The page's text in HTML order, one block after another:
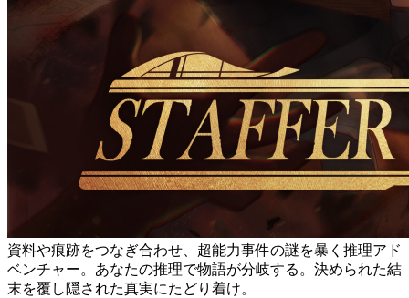
資料や痕跡をつなぎ合わせ、超能力事件の謎を暴く推理アド
ベンチャー。あなたの推理で物語が分岐する。決められた結
末を覆し隠された真実にたどり着け。